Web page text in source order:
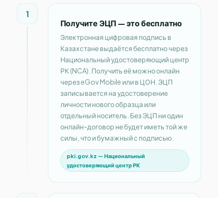
1
Получите ЭЦП — это бесплатно
Электронная цифровая подпись в
Казахстане выдаётся бесплатно через
Национальный удостоверяющий центр
РК (NCA). Получить её можно онлайн
через eGov Mobile или в ЦОН. ЭЦП
записывается на удостоверение
личности нового образца или
отдельный носитель. Без ЭЦП ни один
онлайн-договор не будет иметь той же
силы, что и бумажный с подписью.
pki.gov.kz — Национальный
удостоверяющий центр РК